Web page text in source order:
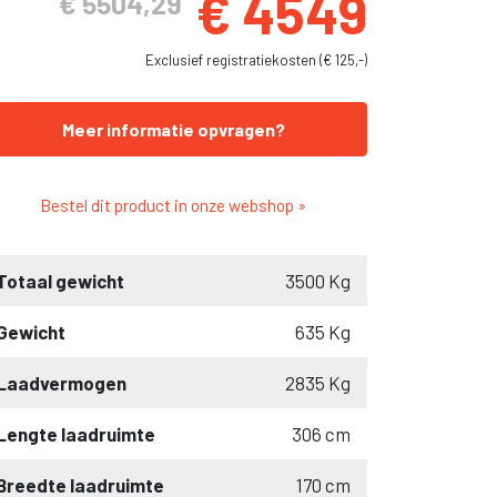
Exclusief registratiekosten (€ 125,-)
Meer informatie opvragen?
Bestel dit product in onze webshop »
gewicht 3500 Kg
635 Kg
2835 Kg
laadruimte 306 cm
laadruimte 170 cm